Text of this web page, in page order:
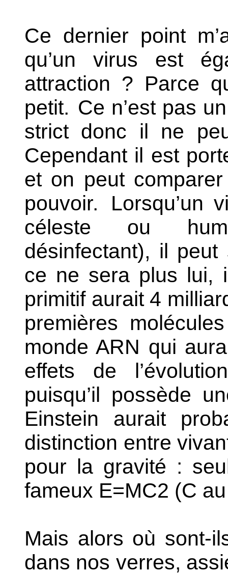
Ce dernier point
qu’un virus est
attraction ? Parce
petit. Ce n’est pas
strict donc il ne
Cependant il est
et on peut
pouvoir.
Lorsqu’un
céleste ou
désinfectant), il
ce ne sera plus lui,
primitif aurait 4
premières
monde ARN qui
effets de
puisqu’il possède
Einstein aurait
distinction entre
pour la gravité :
fameux E=MC2 (C
Mais alors où sont-
dans nos verres,